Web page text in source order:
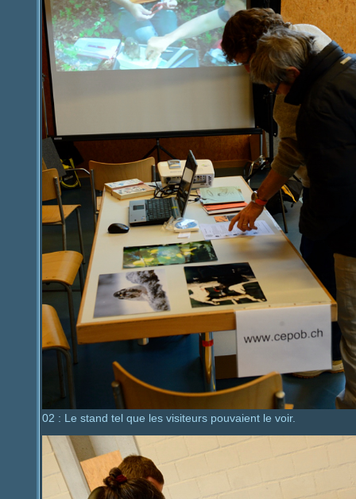
02 : Le stand tel que les visiteurs pouvaient le voir.